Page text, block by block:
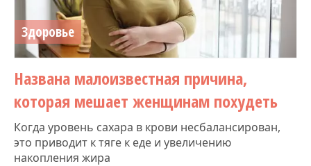
Здоровье
Названа малоизвестная причина,
которая мешает женщинам похудеть
Когда уровень сахара в крови несбалансирован,
это приводит к тяге к еде и увеличению
накопления жира